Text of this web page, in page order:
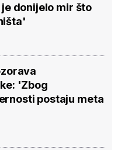
donijelo mir što
'Zbog
postaju meta